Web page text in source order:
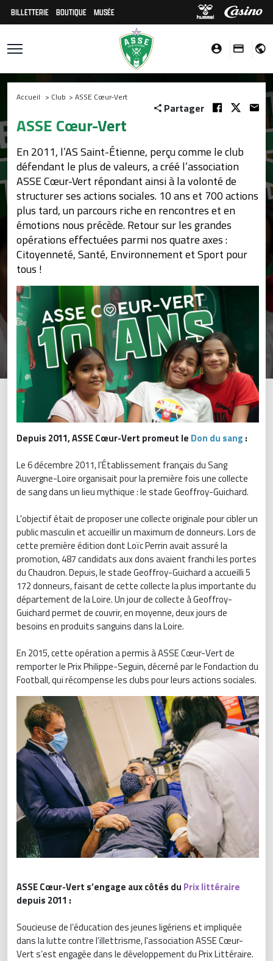
BILLETTERIE BOUTIQUE MUSÉE
Accueil > Club > ASSE Cœur-Vert
Partager
ASSE Cœur-Vert
En 2011, l’AS Saint-Étienne, perçu comme le club
défendant le plus de valeurs, a créé l’association
ASSE Cœur-Vert répondant ainsi à la volonté de
structurer ses actions sociales. 10 ans et 700 actions
plus tard, un parcours riche en rencontres et en
émotions nous précède. Retour sur les grandes
opérations effectuées parmi nos quatre axes :
Citoyenneté, Santé, Environnement et Sport pour
tous !
Depuis 2011, ASSE Cœur-Vert promeut le Don du sang :
Le 6 décembre 2011, l’Établissement français du Sang
Auvergne-Loire organisait pour la première fois une collecte
de sang dans un lieu mythique : le stade Geoffroy-Guichard.
L'objectif était de proposer une collecte originale pour cibler un
public masculin et accueillir un maximum de donneurs. Lors de
cette première édition dont Loïc Perrin avait assuré la
promotion, 487 candidats aux dons avaient franchi les portes
du Chaudron. Depuis, le stade Geoffroy-Guichard a accueilli 5
172 donneurs, faisant de cette collecte la plus importante du
département de la Loire. Un jour de collecte à Geoffroy-
Guichard permet de couvrir, en moyenne, deux jours de
besoins en produits sanguins dans la Loire.
En 2015, cette opération a permis à ASSE Cœur-Vert de
remporter le Prix Philippe-Seguin, décerné par le Fondaction du
Football, qui récompense les clubs pour leurs actions sociales.
ASSE Cœur-Vert s’engage aux côtés du Prix littéraire
depuis 2011 :
Soucieuse de l’éducation des jeunes ligériens et impliquée
dans la lutte contre l’illettrisme, l'association ASSE Cœur-
Vert s’est engagée dans le développement du Prix Littéraire.